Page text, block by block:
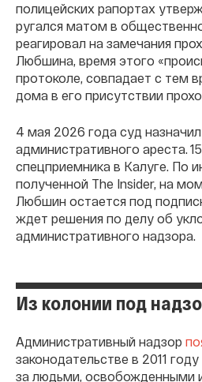
полицейских рапортах
ругался матом в
реагировал на замечания
Любшина, время этого
протоколе, совпадает с тем
дома в его присутствии
4 мая 2026 года суд
административного ареста.
спецприемника в Калуге. По
полученной The Insider, на
Любшин остается под
ждет решения по делу об
административного надзора.
Из колонии под
Административный надзор
законодательстве в 2011
за людьми, освобожденными